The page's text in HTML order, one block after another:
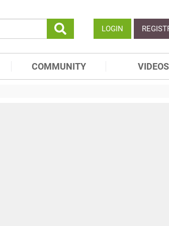
LOGIN
COMMUNITY VIDEOS